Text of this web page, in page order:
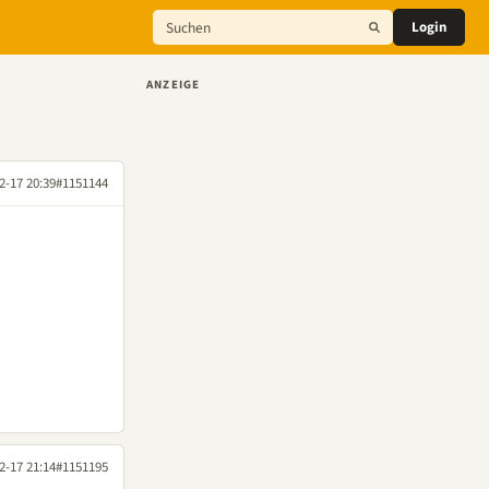
Login
17 20:39#1151144
17 21:14#1151195
ANZEIGE